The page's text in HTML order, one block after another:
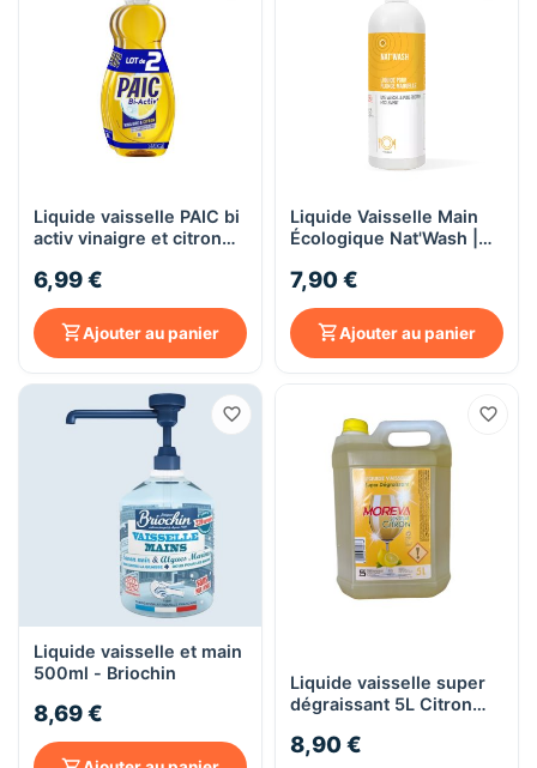
Liquide vaisselle PAIC bi
activ vinaigre et citron
6,99 €
Ajouter au panier
Liquide Vaisselle Main
Écologique Nat'Wash |
7,90 €
Ajouter au panier
Liquide vaisselle et main
500ml - Briochin
8,69 €
Liquide vaisselle super
dégraissant 5L Citron
8,90 €